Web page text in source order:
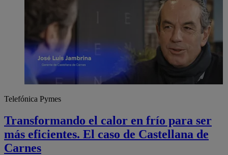
Telefónica Pymes
Transformando el calor en frío para ser
más eficientes. El caso de Castellana de
Carnes